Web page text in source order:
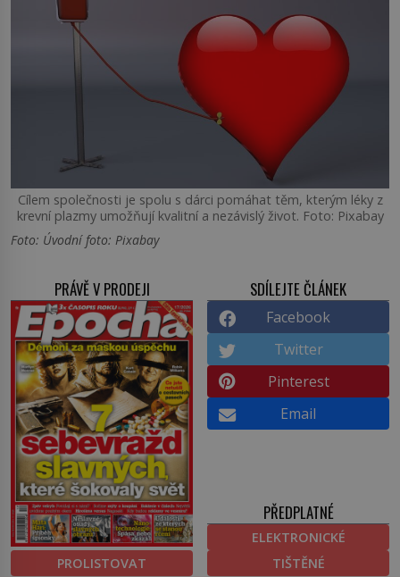
Cílem společnosti je spolu s dárci pomáhat těm, kterým léky z
krevní plazmy umožňují kvalitní a nezávislý život. Foto: Pixabay
Foto: Úvodní foto: Pixabay
PRÁVĚ V PRODEJI
PROLISTOVAT
SDÍLEJTE ČLÁNEK
Facebook
Twitter
Pinterest
Email
PŘEDPLATNÉ
ELEKTRONICKÉ
TIŠTĚNÉ